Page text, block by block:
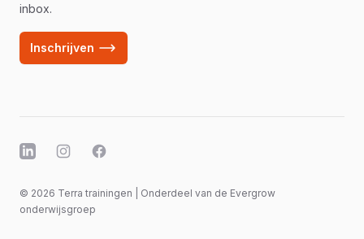
inbox.
Inschrijven
X FacebookFacebook
© 2026 Terra trainingen | Onderdeel van de Evergrow
onderwijsgroep